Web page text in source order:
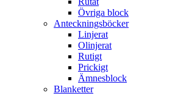
Övriga block
Anteckningsböcker
Linjerat
Olinjerat
Rutigt
Prickigt
Ämnesblock
Blanketter